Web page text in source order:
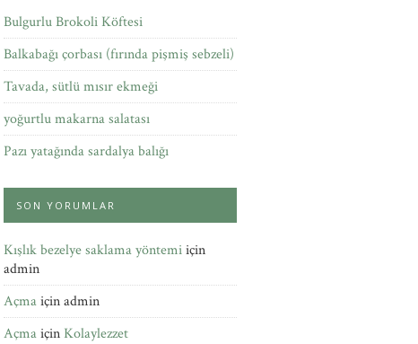
Bulgurlu Brokoli Köftesi
Balkabağı çorbası (fırında pişmiş sebzeli)
Tavada, sütlü mısır ekmeği
yoğurtlu makarna salatası
Pazı yatağında sardalya balığı
SON YORUMLAR
Kışlık bezelye saklama yöntemiiçin
admin
Açmaiçinadmin
Açmaiçin Kolaylezzet